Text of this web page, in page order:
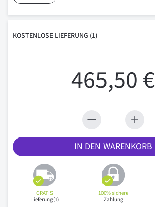
KOSTENLOSE LIEFERUNG (1)
465,50 €
IN DEN WARENKORB
GRATIS
Lieferung(1)
100% sichere
Zahlung